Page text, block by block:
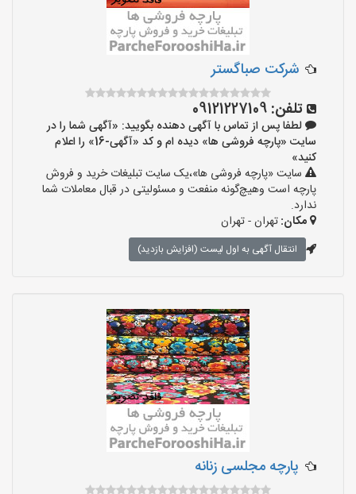
شرکت صباگستر
تلفن: 09121227109
لطفا پس از تماس با آگهی دهنده بگویید: «آگهی شما را در
سایت «پارچه فروشی ها» دیده ام و کد «آگهی-16» را اعلام
کنید»
سایت «پارچه فروشی ها»،یک سایت تبلیغات خرید و فروش
پارچه است وهیچ‌گونه منفعت و مسئولیتی در قبال معاملات شما
ندارد.
مکان:تهران - تهران
انتقال آگهی به اول لیست (افزایش بازدید)
پارچه مجلسی زنانه